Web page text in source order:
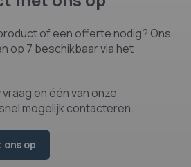
of een offerte nodig? Ons
op 7 beschikbaar via het
en één van onze
mogelijk contacteren.
op